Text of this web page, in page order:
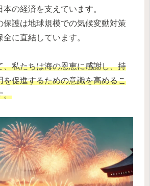
の経済を支えています。
保護は地球規模での気候変動対策
に直結しています。
私たちは海の恩恵に感謝し、持
を促進するための意識を高めるこ
。